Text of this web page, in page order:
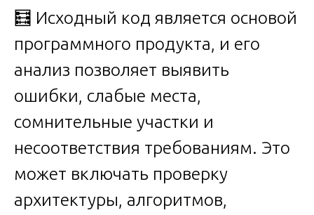
🧮 Исходный код является основой
программного продукта, и его
анализ позволяет выявить
ошибки, слабые места,
сомнительные участки и
несоответствия требованиям. Это
может включать проверку
архитектуры, алгоритмов,